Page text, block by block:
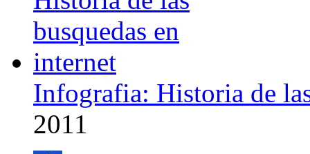
Infografia: Historia de
2011